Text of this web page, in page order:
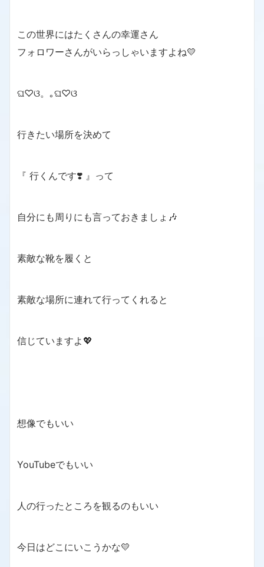
この世界にはたくさんの幸運さん
フォロワーさんがいらっしゃいますよね💛
ଘ♡ଓ。｡ଘ♡ଓ
行きたい場所を決めて
『 行くんです❣️ 』って
自分にも周りにも言っておきましょ🎶
素敵な靴を履くと
素敵な場所に連れて行ってくれると
信じていますよ💖
想像でもいい
YouTubeでもいい
人の行ったところを観るのもいい
今日はどこにいこうかな💛